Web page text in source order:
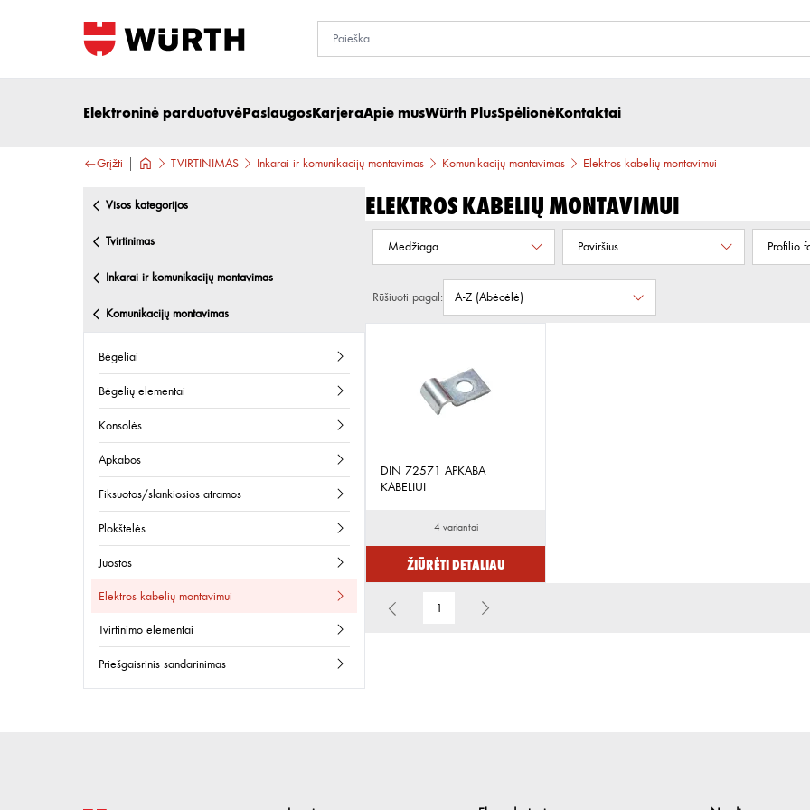
Elektroninė parduotuvėPaslaugosKarjeraApie musWürth PlusSpėlionėKontaktai
Grįžti TVIRTINIMAS Inkarai ir komunikacijų montavimas Komunikacijų montavimas Elektros kabelių montavimui
visos kategorijos
tvirtinimas
inkarai ir komunikacijų montavimas
komunikacijų montavimas
bėgeliai
bėgelių elementai
konsolės
apkabos
fiksuotos/slankiosios atramos
plokštelės
juostos
elektros kabelių montavimui
tvirtinimo elementai
priešgaisrinis sandarinimas
Elektros kabelių montavimui
Medžiaga Paviršius Profilio
Rūšiuoti pagal:
DIN 72571 APKABA
KABELIUI
4 variantai
Žiūrėti detaliau
1